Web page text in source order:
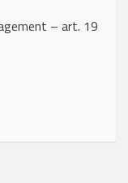
– art. 19